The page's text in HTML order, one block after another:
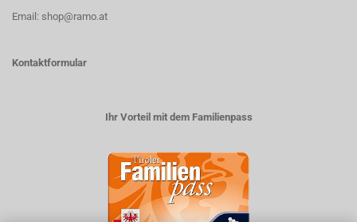
Email: shop@ramo.at
Kontaktformular
Ihr Vorteil mit dem Familienpass